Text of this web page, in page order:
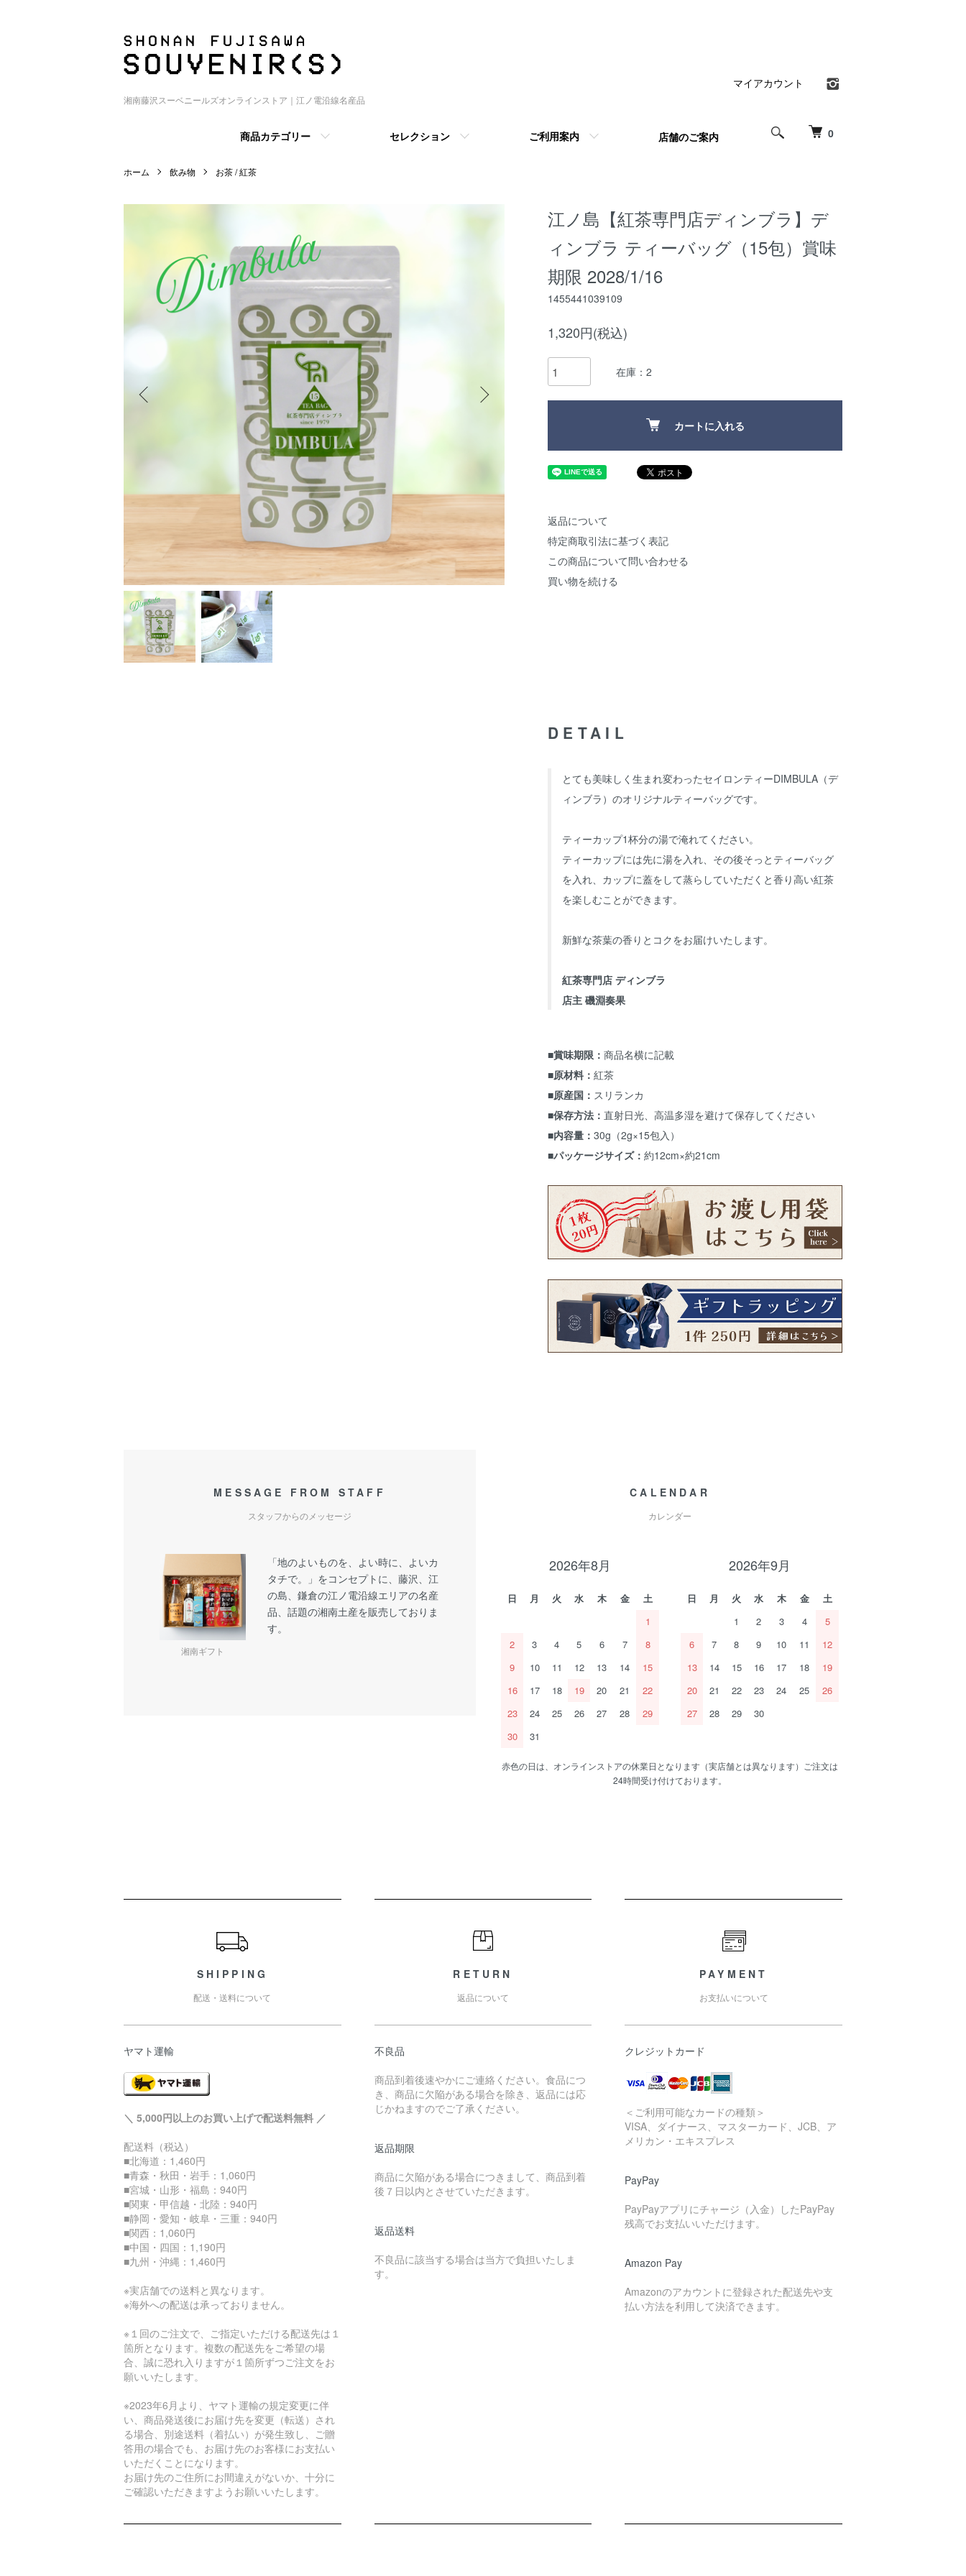
湘南藤沢スーベニールズオンラインストア｜江ノ電沿線名産品
0
商品カテゴリー セレクション ご利用案内 店舗のご案内
マイアカウント
ホーム 飲み物 お茶 / 紅茶
江ノ島【紅茶専門店ディンブラ】デ
ィンブラ ティーバッグ（15包）賞味
期限 2028/1/16
1455441039109
1,320円(税込)
在庫：2
カートに入れる
返品について
特定商取引法に基づく表記
この商品について問い合わせる
買い物を続ける
DETAIL
とても美味しく生まれ変わったセイロンティーDIMBULA（デ
ィンブラ）のオリジナルティーバッグです。
ティーカップ1杯分の湯で淹れてください。
ティーカップには先に湯を入れ、その後そっとティーバッグ
を入れ、カップに蓋をして蒸らしていただくと香り高い紅茶
を楽しむことができます。
新鮮な茶葉の香りとコクをお届けいたします。
紅茶専門店 ディンブラ
店主 磯淵奏果
■賞味期限： 商品名横に記載
■原材料： 紅茶
■原産国： スリランカ
■保存方法： 直射日光、高温多湿を避けて保存してください
■内容量： 30g（2g×15包入）
■パッケージサイズ： 約12cm×約21cm
MESSAGE FROM STAFF
スタッフからのメッセージ
湘南ギフト
「地のよいものを、よい時に、よいカ
タチで。」をコンセプトに、藤沢、江
の島、鎌倉の江ノ電沿線エリアの名産
品、話題の湘南土産を販売しておりま
す。
CALENDAR
カレンダー
2026年8月
日 月 火 水 木 金
土
1
2
3 4 5 6 7
8
9
10 11 12 13 14
15
16
17 18 19 20 21
22
23
24 25 26 27 28
29
30
31
2026年9月
日 月 火 水 木 金
土
1
2 3 4
5
6
7 8 9 10 11
12
13
14 15 16 17 18
19
20
21 22 23 24 25
26
27
28 29 30
赤色の日は、オンラインストアの休業日となります（実店舗とは異なります）ご注文は
24時間受け付けております。
SHIPPING
配送・送料について
ヤマト運輸
＼ 5,000円以上のお買い上げで配送料無料 ／
配送料（税込）
■北海道：1,460円
■青森・秋田・岩手：1,060円
■宮城・山形・福島：940円
■関東・甲信越・北陸：940円
■静岡・愛知・岐阜・三重：940円
■関西：1,060円
■中国・四国：1,190円
■九州・沖縄：1,460円
※実店舗での送料と異なります。
※海外への配送は承っておりません。
※１回のご注文で、ご指定いただける配送先は１
箇所となります。複数の配送先をご希望の場
合、誠に恐れ入りますが１箇所ずつご注文をお
願いいたします。
※2023年6月より、ヤマト運輸の規定変更に伴
い、商品発送後にお届け先を変更（転送）され
る場合、別途送料（着払い）が発生致し、ご贈
答用の場合でも、お届け先のお客様にお支払い
いただくことになります。
お届け先のご住所にお間違えがないか、十分に
ご確認いただきますようお願いいたします。
RETURN
返品について
不良品
商品到着後速やかにご連絡ください。食品につ
き、商品に欠陥がある場合を除き、返品には応
じかねますのでご了承ください。
返品期限
商品に欠陥がある場合につきまして、商品到着
後７日以内とさせていただきます。
返品送料
不良品に該当する場合は当方で負担いたしま
す。
PAYMENT
お支払いについて
クレジットカード
＜ご利用可能なカードの種類＞
VISA、ダイナース、マスターカード、JCB、ア
メリカン・エキスプレス
PayPay
PayPayアプリにチャージ（入金）したPayPay
残高でお支払いいただけます。
Amazon Pay
Amazonのアカウントに登録された配送先や支
払い方法を利用して決済できます。